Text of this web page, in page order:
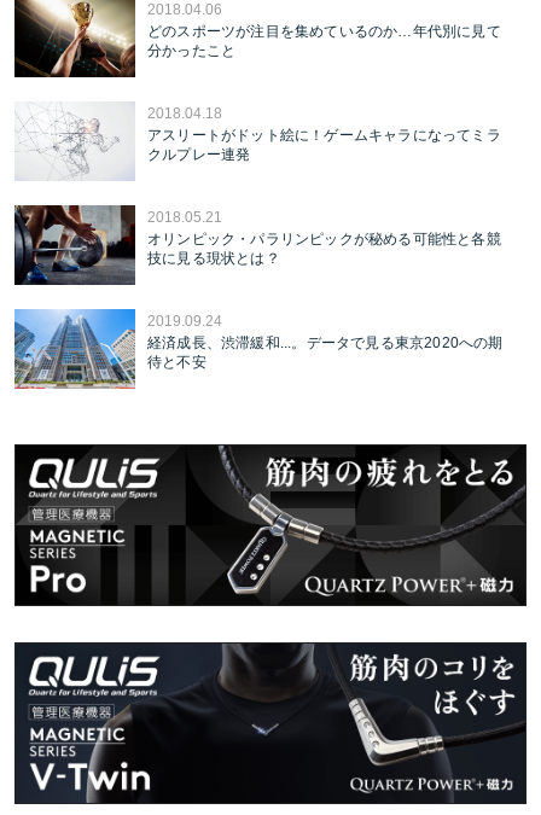
2018.04.06
どのスポーツが注目を集めているのか…年代別に見て
分かったこと
2018.04.18
アスリートがドット絵に！ゲームキャラになってミラ
クルプレー連発
2018.05.21
オリンピック・パラリンピックが秘める可能性と各競
技に見る現状とは？
2019.09.24
経済成長、渋滞緩和...。データで見る東京2020への期
待と不安